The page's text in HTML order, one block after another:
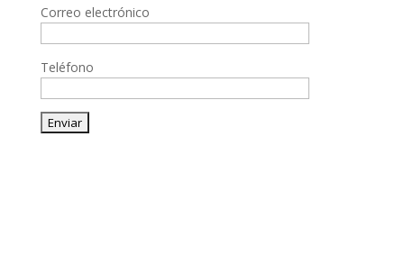
Correo electrónico
Teléfono